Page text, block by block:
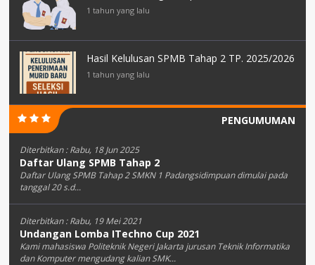
1 tahun yang lalu
Hasil Kelulusan SPMB Tahap 2 TP. 2025/2026
1 tahun yang lalu
PENGUMUMAN
Diterbitkan :Rabu, 18 Jun 2025
Daftar Ulang SPMB Tahap 2
Daftar Ulang SPMB Tahap 2 SMKN 1 Padangsidimpuan dimulai pada
tanggal 20 s.d...
Diterbitkan :Rabu, 19 Mei 2021
Undangan Lomba ITechno Cup 2021
Kami mahasiswa Politeknik Negeri Jakarta jurusan Teknik Informatika
dan Komputer mengudang kalian SMK...